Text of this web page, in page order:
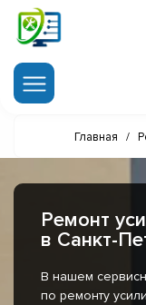
Главная /
Ремонт
в Санкт-
В нашем
по ремонту